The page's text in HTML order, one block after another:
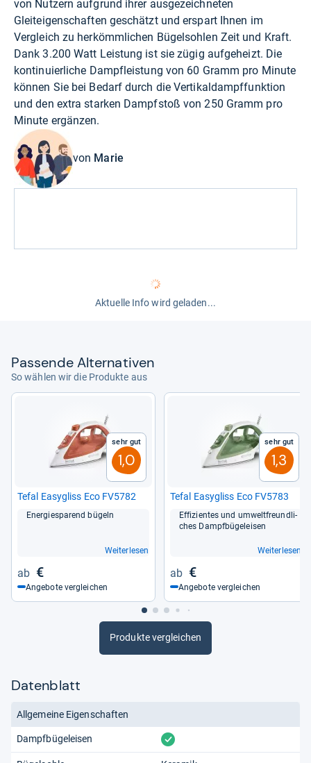
von Nutzern aufgrund ihrer ausgezeichneten
Gleiteigenschaften geschätzt und erspart Ihnen im
Vergleich zu herkömmlichen Bügelsohlen Zeit und Kraft.
Dank 3.200 Watt Leistung ist sie zügig aufgeheizt. Die
kontinuierliche Dampfleistung von 60 Gramm pro Minute
können Sie bei Bedarf durch die Vertikaldampffunktion
und den extra starken Dampfstoß von 250 Gramm pro
Minute ergänzen.
von Marie
Aktuelle Info wird geladen...
Pas­sende Alter­na­ti­ven
So wählen wir die Produkte aus
Sehr gut
1,0
Tefal Easy­g­liss Eco FV5782
Ener­gie­spa­rend bügeln
Weiterlesen
€
Angebote vergleichen
Sehr gut
1,3
Tefal Easy­g­liss Eco FV5783
Effi­zi­en­tes und umwelt­freund­li­
ches Dampf­bü­gel­ei­sen
Weiterlesen
€
Angebote vergleichen
Produkte vergleichen
Datenblatt
Allgemeine Eigenschaften
Dampfbügeleisen vorhanden